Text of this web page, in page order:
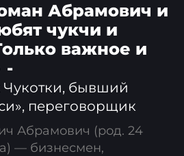
Абрамович и
чукчи и
важное и
-
Чукотки, бывший
переговорщик
Абрамович (род. 24
— бизнесмен,